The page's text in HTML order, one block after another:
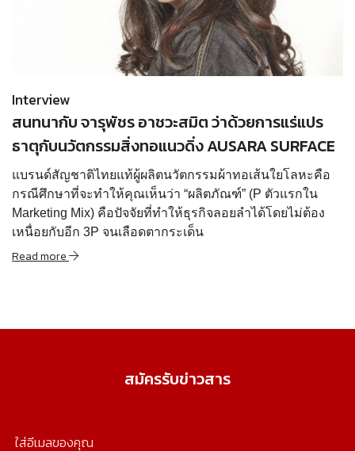
Interview
สนทนากับ จารุพัชร อาชวะสมิต ว่าด้วยการแร่แปร
ธาตุกับนวัตกรรมสิ่งทอแนวดิ่ง AUSARA SURFACE
แบรนด์สัญชาติไทยแท้ผู้ผลิตนวัตกรรมผ้าทอเส้นใยโลหะคือ
กรณีศึกษาที่จะทำให้คุณเห็นว่า “ผลิตภัณฑ์” (P ตัวแรกใน
Marketing Mix) คือปัจจัยที่ทำให้ธุรกิจลอยลำได้โดยไม่ต้อง
เหนื่อยกับอีก 3P จนเลือดตากระเด็น
Read more
สมัครรับข่าวสาร